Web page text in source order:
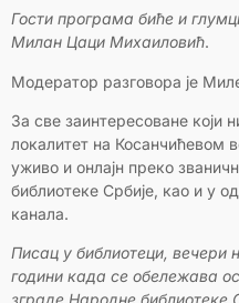
Гости програма биће и
Милан Цаци Михаиловић.
Модератор разговора је
За све заинтересоване који
локалитет на Косанчићевом
уживо и онлајн преко
библиотеке Србије, као и у
канала.
Писац у библиотеци, вечери
години када се обележава